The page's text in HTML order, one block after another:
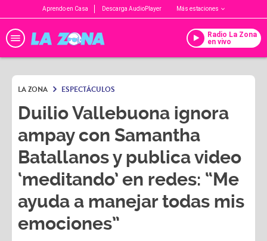
Aprendo en Casa Descarga AudioPlayer Más estaciones
Radio La Zona
en vivo
LA ZONA ESPECTÁCULOS
Duilio Vallebuona ignora
ampay con Samantha
Batallanos y publica video
‘meditando’ en redes: “Me
ayuda a manejar todas mis
emociones”